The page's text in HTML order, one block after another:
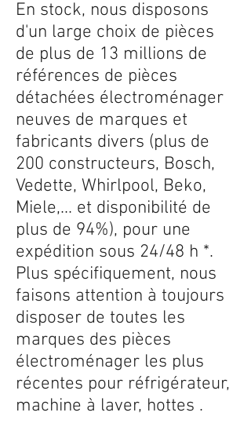
En stock, nous disposons
d'un large choix de pièces
de plus de 13 millions de
références de pièces
détachées électroménager
neuves de marques et
fabricants divers (plus de
200 constructeurs, Bosch,
Vedette, Whirlpool, Beko,
Miele,... et disponibilité de
plus de 94%), pour une
expédition sous 24/48 h *.
Plus spécifiquement, nous
faisons attention à toujours
disposer de toutes les
marques des pièces
électroménager les plus
récentes pour réfrigérateur,
machine à laver, hottes .